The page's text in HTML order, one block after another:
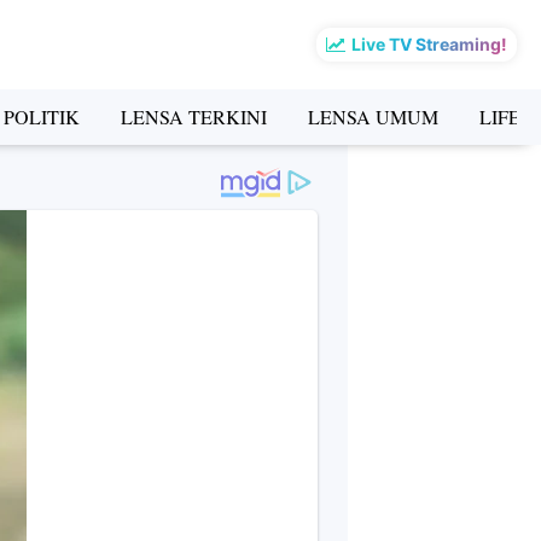
Live TV Streaming!
LENSA TERKINI LENSA UMUM